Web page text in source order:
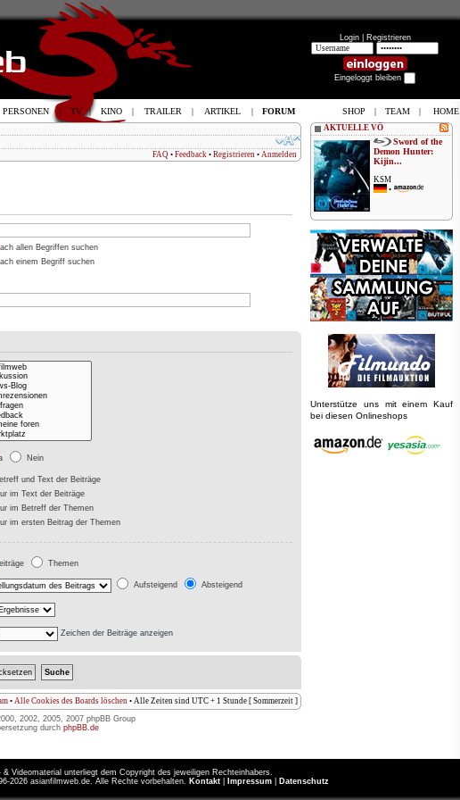
Login | Registrieren
Eingeloggt bleiben
FAQ • Feedback • Registrieren • Anmelden
allen Begriffen suchen
einem Begriff suchen
Nein
und Text der Beiträge
im Text der Beiträge
im Betreff der Themen
im ersten Beitrag der Themen
Themen
Aufsteigend Absteigend
Zeichen der Beiträge anzeigen
• Alle Cookies des Boards löschen • Alle Zeiten sind UTC + 1 Stunde [ Sommerzeit ]
2002, 2005, 2007 phpBB Group
durch phpBB.de
AKTUELLE VÖ
Sword of the
Demon Hunter:
Kijin...
KSM
•
Unterstütze uns mit einem Kauf
bei diesen Onlineshops
& Videomaterial unterliegt dem Copyright des jeweiligen Rechteinhabers.
2026 asianfilmweb.de. Alle Rechte vorbehalten. Kontakt Impressum Datenschutz
PERSONEN | TV | KINO | TRAILER | ARTIKEL | FORUM SHOP | TEAM | HOME